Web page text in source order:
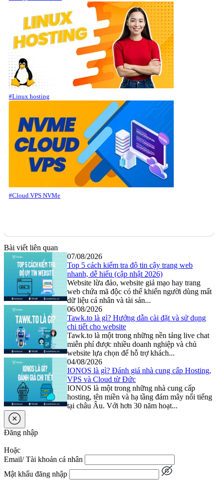
#Linux hosting
#Cloud VPS NVMe
Bài viết liên quan
07/08/2026
Top 5 cách kiểm tra độ tin cậy trang web
nhanh, dễ hiểu (cập nhật 2026)
Website lừa đảo, website giả mạo hay trang
web chứa mã độc có thể khiến người dùng mất
dữ liệu cá nhân và tài sản...
06/08/2026
Tawk.to là gì? Hướng dẫn cài đặt và sử dụng
chi tiết cho website
Tawk.to là một trong những nền tảng live chat
miễn phí được nhiều doanh nghiệp và chủ
website lựa chọn để hỗ trợ khách...
04/08/2026
IONOS là gì? Đánh giá nhà cung cấp Hosting,
VPS và Cloud từ Đức
IONOS là một trong những nhà cung cấp
hosting, tên miền và hạ tầng đám mây nổi tiếng
tại châu Âu. Với hơn 30 năm hoạt...
Đăng nhập
Hoặc
Email/ Tài khoản cá nhân
Mật khẩu đăng nhập